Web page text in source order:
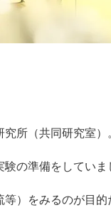
所（共同研究室）
の準備をしていま
）をみるのが目